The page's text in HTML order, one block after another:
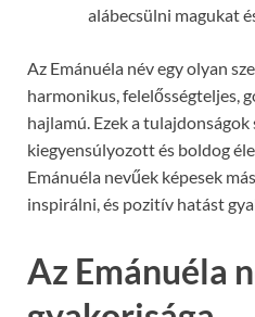
alábecsülni magukat
Az Emánuéla név egy olyan
harmonikus, felelősségteljes,
hajlamú. Ezek a
kiegyensúlyozott és boldog
Emánuéla nevűek képesek
inspirálni, és pozitív hatást
Az Emánuéla